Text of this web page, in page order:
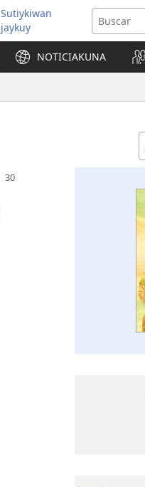
Sutiykiwan
jaykuy(abre
una
nueva
ventana)
NOTICIAKUNA